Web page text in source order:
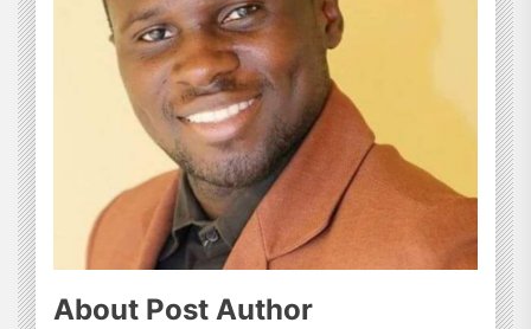
About Post Author